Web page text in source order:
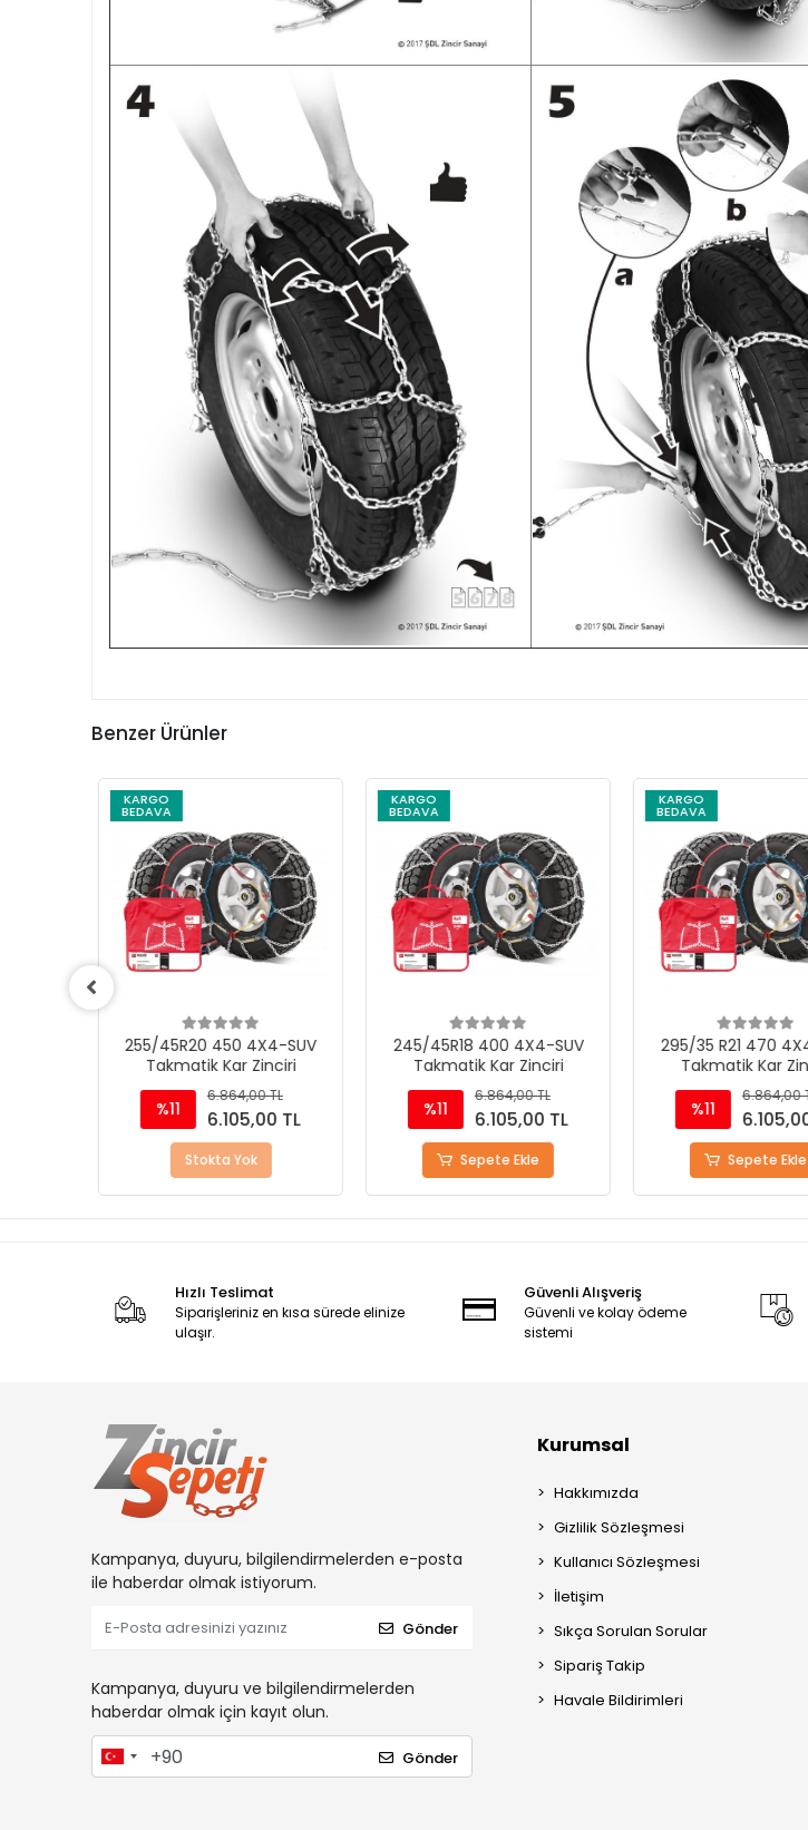
Benzer Ürünler
KARGO
BEDAVA
255/45R20 450 4X4-SUV
Takmatik Kar Zinciri
%11
6.864,00 TL
6.105,00 TL
Stokta Yok
KARGO
BEDAVA
245/45R18 400 4X4-SUV
Takmatik Kar Zinciri
%11
6.864,00 TL
6.105,00 TL
Sepete Ekle
KARGO
BEDAVA
295/35 R21 470
Takmatik Kar
%11
6.864,00
Sepete Ekle
Hızlı Teslimat
Siparişleriniz en kısa sürede elinize
ulaşır.
Güvenli Alışveriş
Güvenli ve kolay ödeme
sistemi
Kampanya, duyuru, bilgilendirmelerden e-posta
ile haberdar olmak istiyorum.
Gönder
Kampanya, duyuru ve bilgilendirmelerden
haberdar olmak için kayıt olun.
Gönder
Kurumsal
Hakkımızda
Gizlilik Sözleşmesi
Kullanıcı Sözleşmesi
İletişim
Sıkça Sorulan Sorular
Sipariş Takip
Havale Bildirimleri